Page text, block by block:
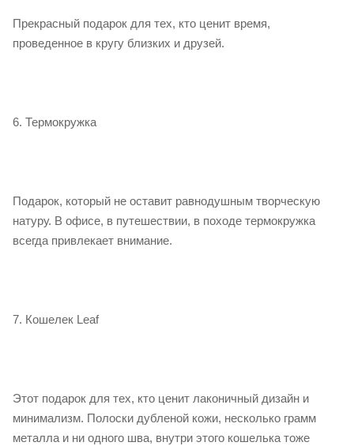
Прекрасный подарок для тех, кто ценит время,
проведенное в кругу близких и друзей.
6. Термокружка
Подарок, который не оставит равнодушным творческую
натуру. В офисе, в путешествии, в походе термокружка
всегда привлекает внимание.
7. Кошелек Leaf
Этот подарок для тех, кто ценит лаконичный дизайн и
минимализм. Полоски дубленой кожи, несколько грамм
металла и ни одного шва, внутри этого кошелька тоже